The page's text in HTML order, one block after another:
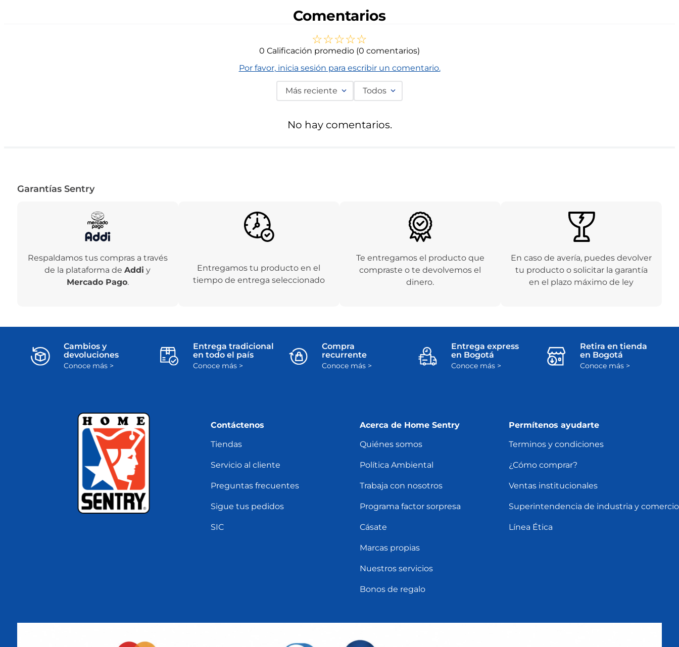
Comentarios
☆☆☆☆☆
0 Calificación promedio (0 comentarios)
Por favor, inicia sesión para escribir un comentario.
Más reciente Todos
No hay comentarios.
Garantías Sentry
Respaldamos tus compras a través
de la plataforma deAddi y
Mercado Pago.
Entregamos tu producto en el
tiempo de entrega seleccionado
Te entregamos el producto que
compraste o te devolvemos el
dinero.
En caso de avería, puedes devolver
tu producto o solicitar la garantía
en el plazo máximo de ley
Cambios y
devoluciones
Conoce más >
Entrega tradicional
en todo el país
Conoce más >
Compra
recurrente
Conoce más >
Entrega express
en Bogotá
Conoce más >
Retira en tienda
en Bogotá
Conoce más >
Contáctenos
Tiendas
Servicio al cliente
Preguntas frecuentes
Sigue tus pedidos
SIC
Acerca de Home Sentry
Quiénes somos
Política Ambiental
Trabaja con nosotros
Programa factor sorpresa
Cásate
Marcas propias
Nuestros servicios
Bonos de regalo
Permítenos ayudarte
Terminos y condiciones
¿Cómo comprar?
Ventas institucionales
Superintendencia de industria y comercio
Línea Ética